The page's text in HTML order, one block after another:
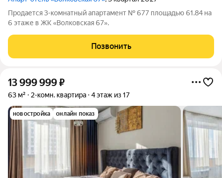
Продается 3-комнатный апартамент № 677 площадью 61.84 на
6 этаже в ЖК «Волковская 67».
Позвонить
13 999 999₽
63 м² 2-комн. квартира 4 этаж из 17
новостройка онлайн показ